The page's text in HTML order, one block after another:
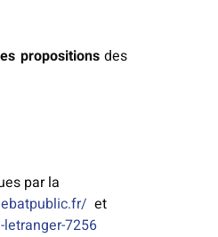
propositionsdes
par la
et
7256